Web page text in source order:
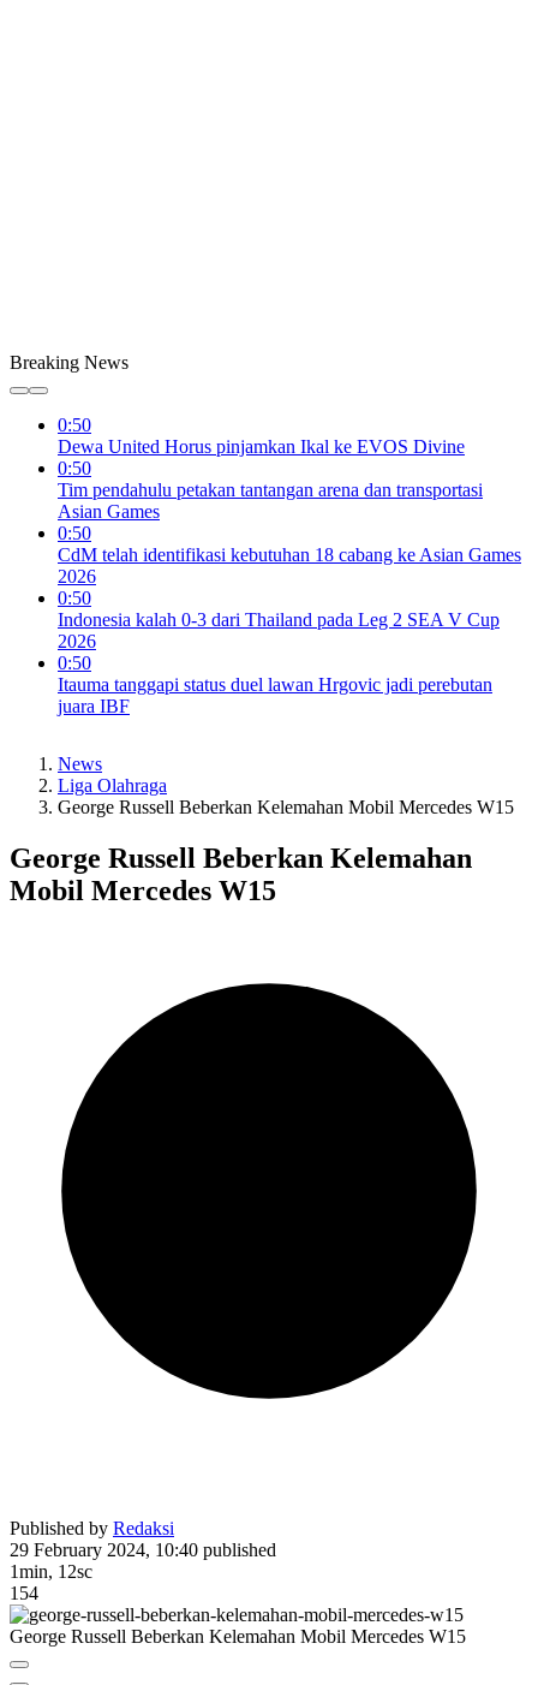
Breaking News
0:50
Dewa United Horus pinjamkan Ikal ke EVOS Divine
0:50
Tim pendahulu petakan tantangan arena dan transportasi
Asian Games
0:50
CdM telah identifikasi kebutuhan 18 cabang ke Asian Games
2026
0:50
Indonesia kalah 0-3 dari Thailand pada Leg 2 SEA V Cup
2026
0:50
Itauma tanggapi status duel lawan Hrgovic jadi perebutan
juara IBF
News
Liga Olahraga
George Russell Beberkan Kelemahan Mobil Mercedes W15
George Russell Beberkan Kelemahan
Mobil Mercedes W15
Published by Redaksi
29 February 2024, 10:40 published
1min, 12sc
154
George Russell Beberkan Kelemahan Mobil Mercedes W15